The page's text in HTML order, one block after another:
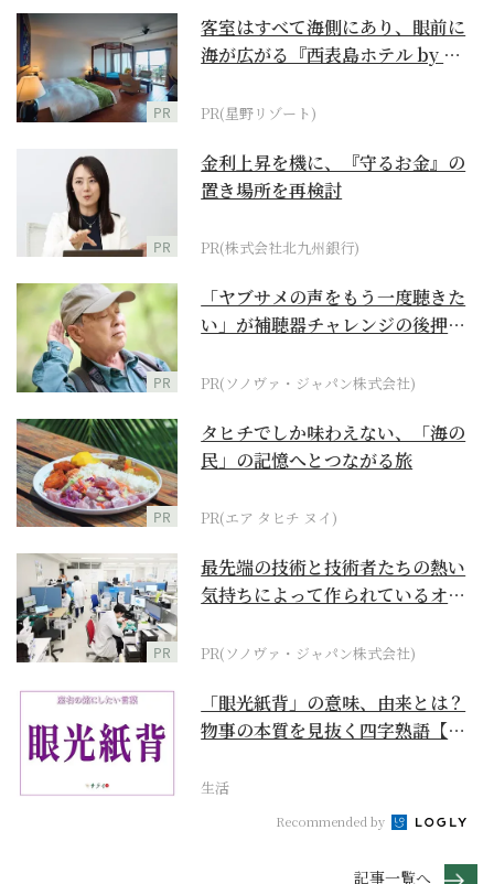
PR
客室はすべて海側にあり、眼前に
海が広がる『西表島ホテル by 星
PR(星野リゾート)
PR
金利上昇を機に、『守るお金』の
置き場所を再検討
PR(株式会社北九州銀行)
PR
「ヤブサメの声をもう一度聴きた
い」が補聴器チャレンジの後押し
PR(ソノヴァ・ジャパン株式会社)
PR
タヒチでしか味わえない、「海の
民」の記憶へとつながる旅
PR(エア タヒチ ヌイ)
PR
最先端の技術と技術者たちの熱い
気持ちによって作られているオー
PR(ソノヴァ・ジャパン株式会社)
「眼光紙背」の意味、由来とは？
物事の本質を見抜く四字熟語【座
生活
Recommended by
記事一覧へ